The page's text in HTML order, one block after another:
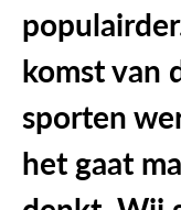
komst van
sporten
het gaat